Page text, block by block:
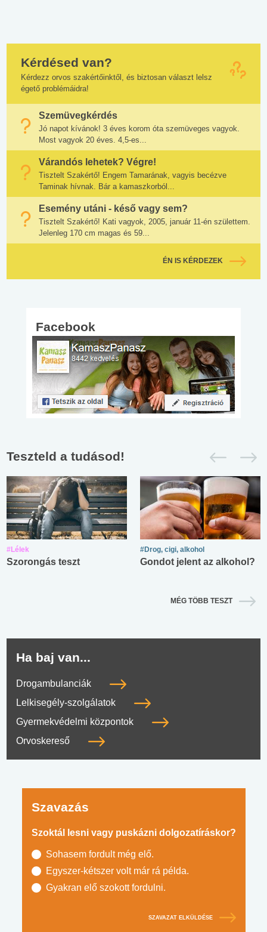
Kérdésed van?
Kérdezz orvos szakértőinktől, és biztosan választ lelsz
égető problémáidra!
Szemüvegkérdés
Jó napot kívánok! 3 éves korom óta szemüveges vagyok.
Most vagyok 20 éves. 4,5-es...
Várandós lehetek? Végre!
Tisztelt Szakértő! Engem Tamarának, vagyis becézve
Taminak hívnak. Bár a kamaszkorból...
Esemény utáni - késő vagy sem?
Tisztelt Szakértő! Kati vagyok, 2005, január 11-én születtem.
Jelenleg 170 cm magas és 59...
ÉN IS KÉRDEZEK
Facebook
Teszteld a tudásod!
#Lélek
Szorongás teszt
#Drog, cigi, alkohol
Gondot jelent az alkohol?
MÉG TÖBB TESZT
Ha baj van...
Drogambulanciák
Lelkisegély-szolgálatok
Gyermekvédelmi központok
Orvoskereső
Szavazás
Szoktál lesni vagy puskázni dolgozatíráskor?
Sohasem fordult még elő.
Egyszer-kétszer volt már rá példa.
Gyakran elő szokott fordulni.
SZAVAZAT ELKÜLDÉSE